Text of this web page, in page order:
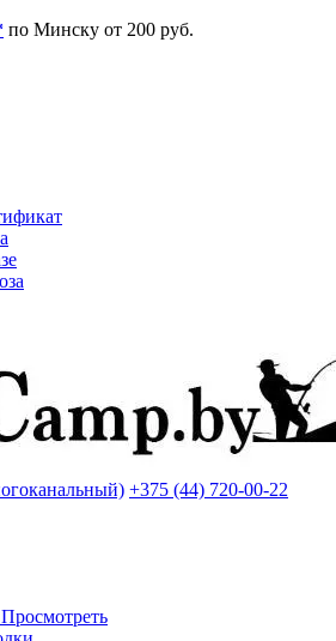
по Минску от 200 руб.
+375 (44) 720-00-22
Просмотреть